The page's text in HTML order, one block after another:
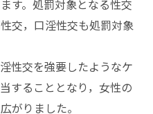
す。処罰対象となる性交
交，口淫性交も処罰対象
性交を強要したようなケ
することとなり，女性の
がりました。